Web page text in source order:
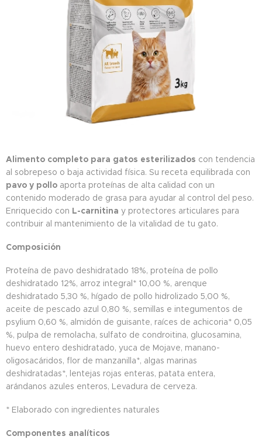
Alimento completo para gatos esterilizados con tendencia
al sobrepeso o baja actividad física. Su receta equilibrada con
pavo y pollo aporta proteínas de alta calidad con un
contenido moderado de grasa para ayudar al control del peso.
Enriquecido con L-carnitina y protectores articulares para
contribuir al mantenimiento de la vitalidad de tu gato.
Composición
Proteína de pavo deshidratado 18%, proteína de pollo
deshidratado 12%, arroz integral* 10,00 %, arenque
deshidratado 5,30 %, hígado de pollo hidrolizado 5,00 %,
aceite de pescado azul 0,80 %, semillas e integumentos de
psylium 0,60 %, almidón de guisante, raíces de achicoria* 0,05
%, pulpa de remolacha, sulfato de condroitina, glucosamina,
huevo entero deshidratado, yuca de Mojave, manano-
oligosacáridos, flor de manzanilla*, algas marinas
deshidratadas*, lentejas rojas enteras, patata entera,
arándanos azules enteros, Levadura de cerveza.
* Elaborado con ingredientes naturales
Componentes analíticos